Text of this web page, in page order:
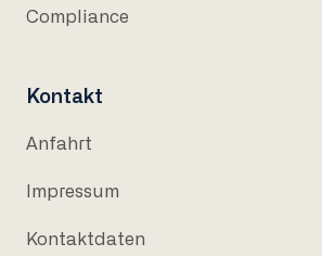
Compliance
Kontakt
Anfahrt
Impressum
Kontaktdaten